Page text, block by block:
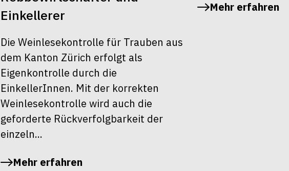
Einkellerer
Die Weinlesekontrolle für Trauben aus
dem Kanton Zürich erfolgt als
Eigenkontrolle durch die
EinkellerInnen. Mit der korrekten
Weinlesekontrolle wird auch die
geforderte Rückverfolgbarkeit der
einzeln...
Mehr erfahren
Mehr erfahren